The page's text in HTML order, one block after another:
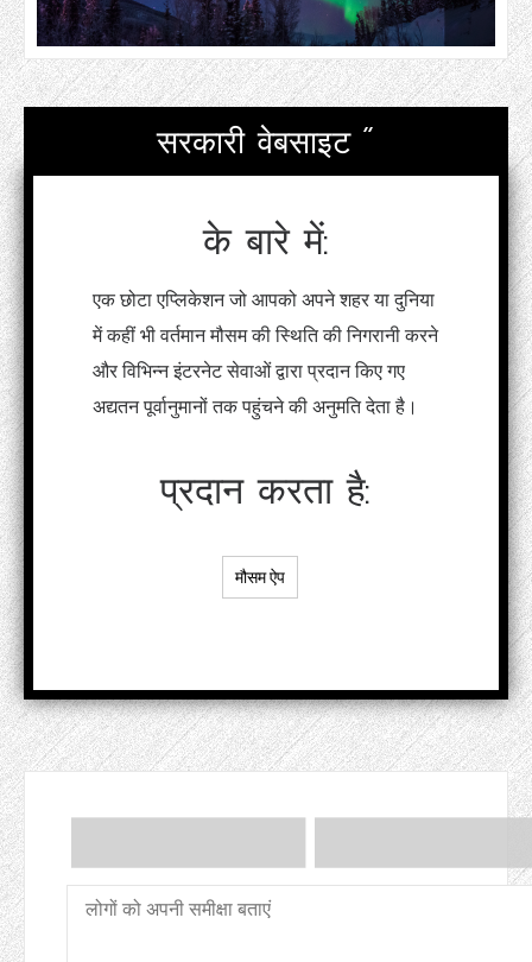
सरकारी वेबसाइट "
के बारे में:
एक छोटा एप्लिकेशन जो आपको अपने शहर या दुनिया
में कहीं भी वर्तमान मौसम की स्थिति की निगरानी करने
और विभिन्न इंटरनेट सेवाओं द्वारा प्रदान किए गए
अद्यतन पूर्वानुमानों तक पहुंचने की अनुमति देता है।
प्रदान करता है:
मौसम ऐप